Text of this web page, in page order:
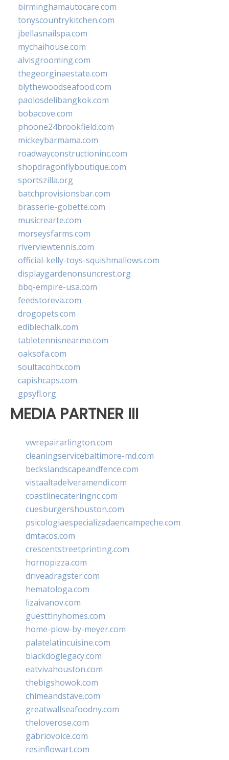
birminghamautocare.com
tonyscountrykitchen.com
jbellasnailspa.com
mychaihouse.com
alvisgrooming.com
thegeorginaestate.com
blythewoodseafood.com
paolosdelibangkok.com
bobacove.com
phoone24brookfield.com
mickeybarmama.com
roadwayconstructioninc.com
shopdragonflyboutique.com
sportszilla.org
batchprovisionsbar.com
brasserie-gobette.com
musicrearte.com
morseysfarms.com
riverviewtennis.com
official-kelly-toys-squishmallows.com
displaygardenonsuncrest.org
bbq-empire-usa.com
feedstoreva.com
drogopets.com
ediblechalk.com
tabletennisnearme.com
oaksofa.com
soultacohtx.com
capishcaps.com
gpsyfl.org
MEDIA PARTNER III
vwrepairarlington.com
cleaningservicebaltimore-md.com
beckslandscapeandfence.com
vistaaltadelveramendi.com
coastlinecateringnc.com
cuesburgershouston.com
psicologiaespecializadaencampeche.com
dmtacos.com
crescentstreetprinting.com
hornopizza.com
driveadragster.com
hematologa.com
lizaivanov.com
guesttinyhomes.com
home-plow-by-meyer.com
palatelatincuisine.com
blackdoglegacy.com
eatvivahouston.com
thebigshowok.com
chimeandstave.com
greatwallseafoodny.com
theloverose.com
gabriovoice.com
resinflowart.com